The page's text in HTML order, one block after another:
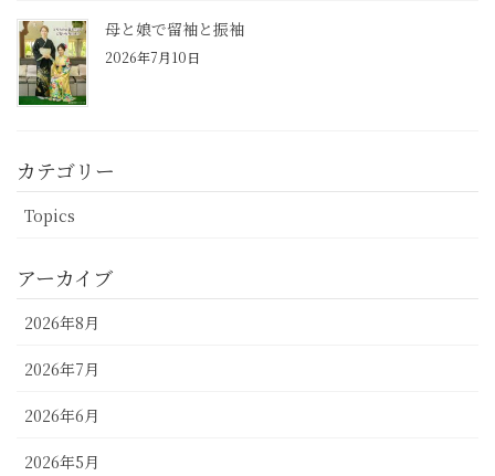
母と娘で留袖と振袖
2026年7月10日
カテゴリー
Topics
アーカイブ
2026年8月
2026年7月
2026年6月
2026年5月